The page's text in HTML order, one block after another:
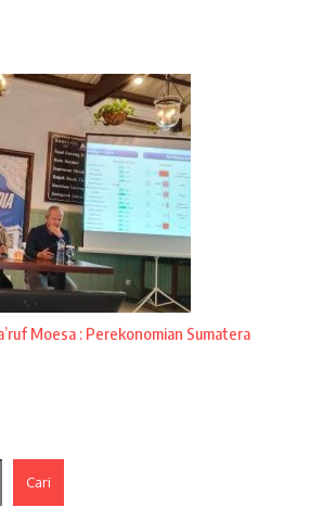
Moesa : Perekonomian Sumatera
Cari